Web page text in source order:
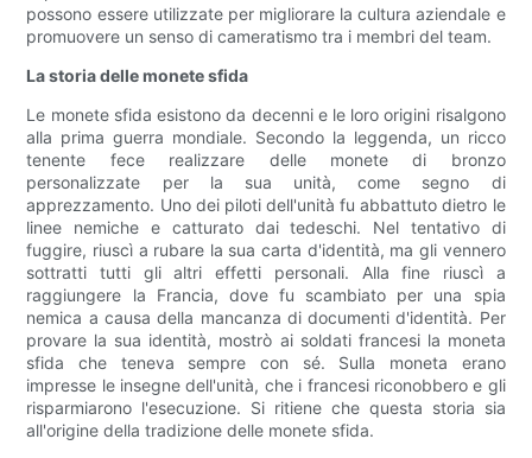
possono essere utilizzate per migliorare la cultura aziendale e
promuovere un senso di cameratismo tra i membri del team.
La storia delle monete sfida
Le monete sfida esistono da decenni e le loro origini risalgono
alla prima guerra mondiale. Secondo la leggenda, un ricco
tenente fece realizzare delle monete di bronzo
personalizzate per la sua unità, come segno di
apprezzamento. Uno dei piloti dell'unità fu abbattuto dietro le
linee nemiche e catturato dai tedeschi. Nel tentativo di
fuggire, riuscì a rubare la sua carta d'identità, ma gli vennero
sottratti tutti gli altri effetti personali. Alla fine riuscì a
raggiungere la Francia, dove fu scambiato per una spia
nemica a causa della mancanza di documenti d'identità. Per
provare la sua identità, mostrò ai soldati francesi la moneta
sfida che teneva sempre con sé. Sulla moneta erano
impresse le insegne dell'unità, che i francesi riconobbero e gli
risparmiarono l'esecuzione. Si ritiene che questa storia sia
all'origine della tradizione delle monete sfida.